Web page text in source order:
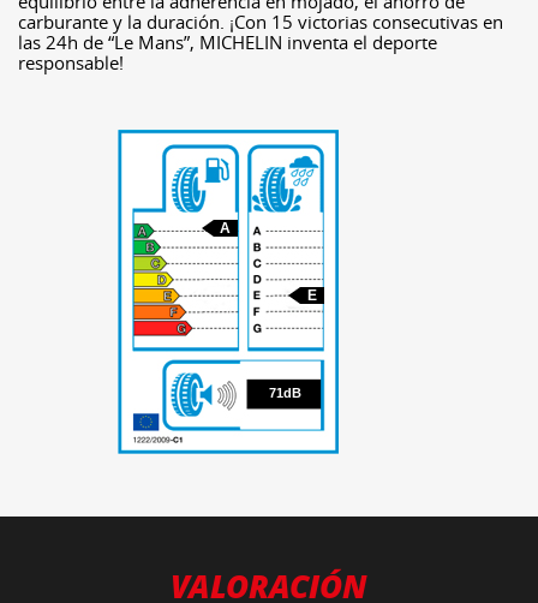
carburante y la duración. ¡Con 15 victorias consecutivas en
las 24h de “Le Mans”, MICHELIN inventa el deporte
responsable!
71
A
E
71dB
VALORACIÓN